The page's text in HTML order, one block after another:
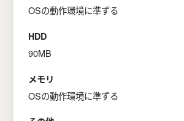
OSの動作環境に準ずる
HDD
90MB
メモリ
OSの動作環境に準ずる